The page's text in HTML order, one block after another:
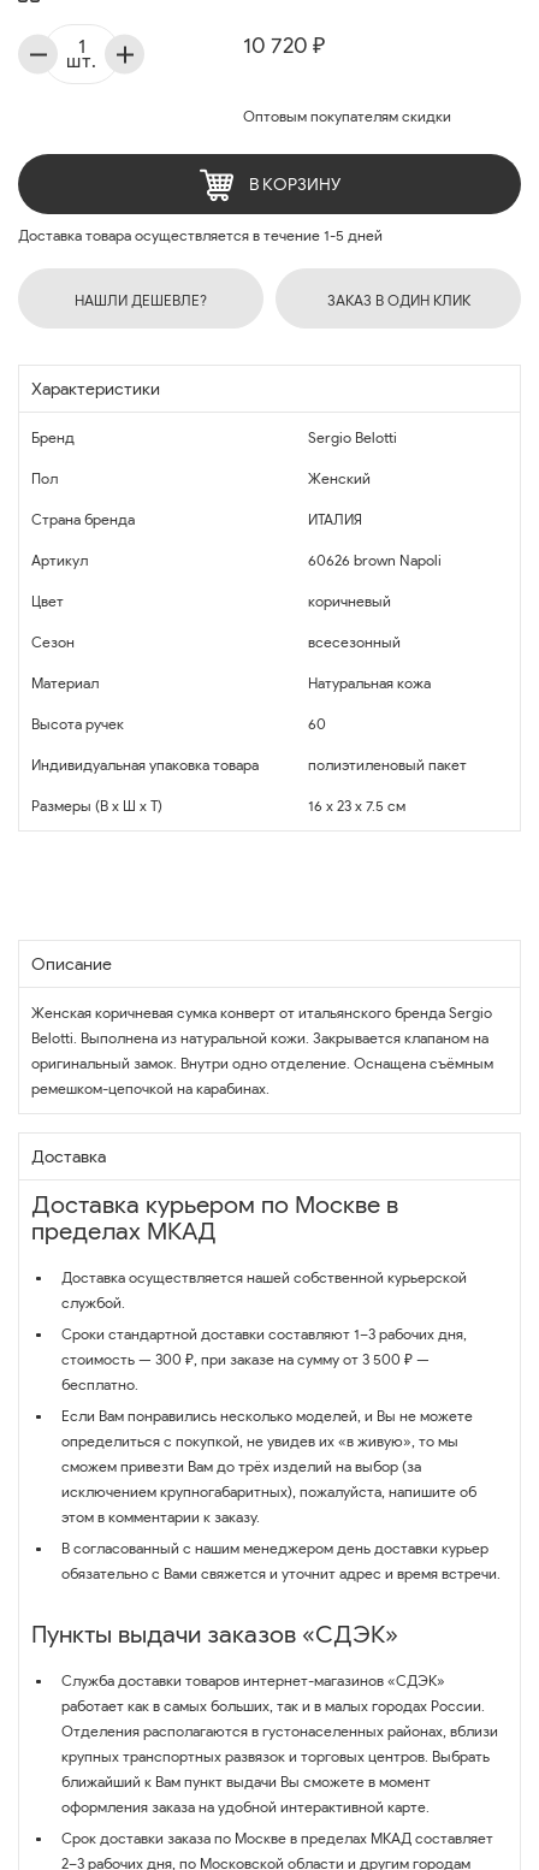
10 720 ₽
Оптовым покупателям скидки
шт.
В КОРЗИНУ
Доставка товара осуществляется в течение 1-5 дней
НАШЛИ ДЕШЕВЛЕ? ЗАКАЗ В ОДИН КЛИК
Характеристики
Бренд Sergio Belotti
Пол Женский
Страна бренда ИТАЛИЯ
Артикул 60626 brown Napoli
Цвет коричневый
Сезон всесезонный
Материал Натуральная кожа
Высота ручек 60
Индивидуальная упаковка товара полиэтиленовый пакет
Размеры (В x Ш x Т) 16 x 23 x 7.5 см
Описание
Женская коричневая сумка конверт от итальянского бренда Sergio
Belotti. Выполнена из натуральной кожи. Закрывается клапаном на
оригинальный замок. Внутри одно отделение. Оснащена съёмным
ремешком-цепочкой на карабинах.
Доставка
Доставка курьером по Москве в
пределах МКАД
Доставка осуществляется нашей собственной курьерской
службой.
Сроки стандартной доставки составляют 1–3 рабочих дня,
стоимость — 300 ₽, при заказе на сумму от 3 500 ₽ —
бесплатно.
Если Вам понравились несколько моделей, и Вы не можете
определиться с покупкой, не увидев их «в живую», то мы
сможем привезти Вам до трёх изделий на выбор (за
исключением крупногабаритных), пожалуйста, напишите об
этом в комментарии к заказу.
В согласованный с нашим менеджером день доставки курьер
обязательно с Вами свяжется и уточнит адрес и время встречи.
Пункты выдачи заказов «СДЭК»
Служба доставки товаров интернет-магазинов «СДЭК»
работает как в самых больших, так и в малых городах России.
Отделения располагаются в густонаселенных районах, вблизи
крупных транспортных развязок и торговых центров. Выбрать
ближайший к Вам пункт выдачи Вы сможете в момент
оформления заказа на удобной интерактивной карте.
Срок доставки заказа по Москве в пределах МКАД составляет
2–3 рабочих дня, по Московской области и другим городам